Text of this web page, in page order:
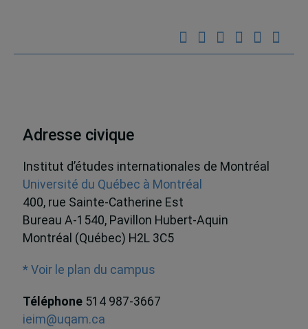
Adresse civique
Institut d’études internationales de Montréal
Université du Québec à Montréal
400, rue Sainte-Catherine Est
Bureau A-1540, Pavillon Hubert-Aquin
Montréal (Québec) H2L 3C5
* Voir le plan du campus
Téléphone 514 987-3667
ieim@uqam.ca